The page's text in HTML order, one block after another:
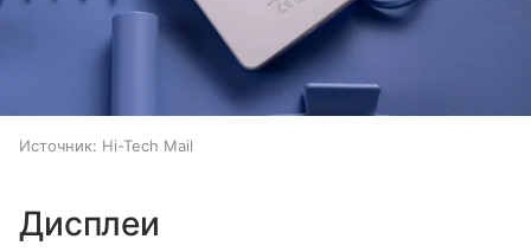
Источник: Hi-Tech Mail
Дисплеи